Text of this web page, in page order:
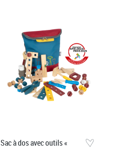
Sac à dos avec outils «